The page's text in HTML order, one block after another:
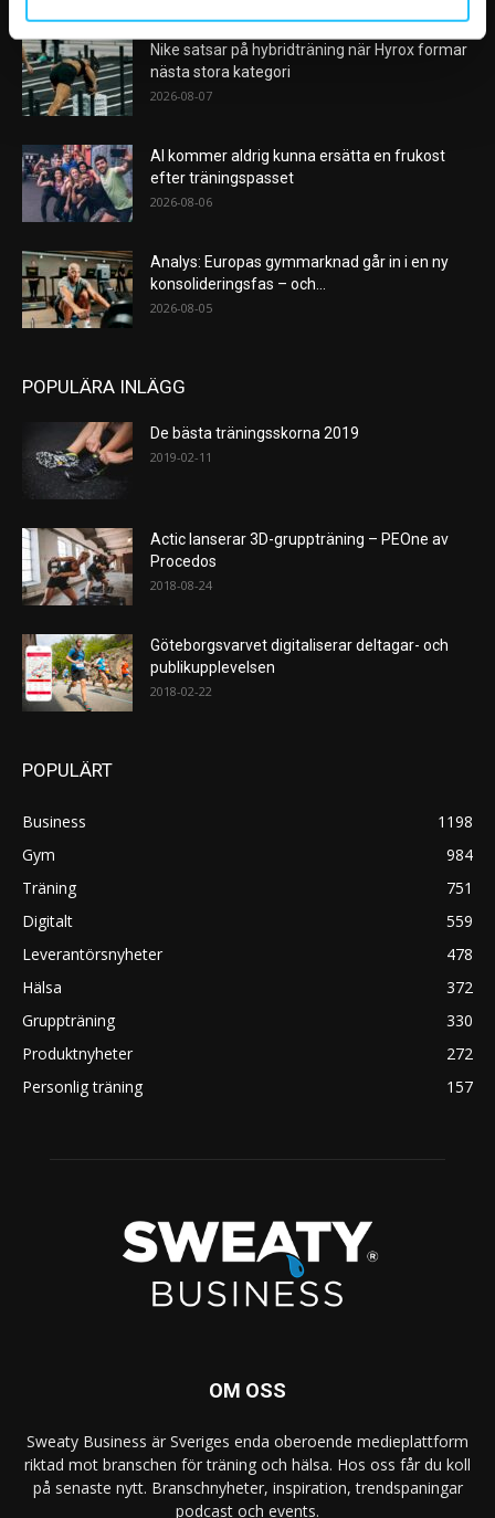
Nike satsar på hybridträning när Hyrox formar
nästa stora kategori
2026-08-07
AI kommer aldrig kunna ersätta en frukost
efter träningspasset
2026-08-06
Analys: Europas gymmarknad går in i en ny
konsolideringsfas – och...
2026-08-05
POPULÄRA INLÄGG
De bästa träningsskorna 2019
2019-02-11
Actic lanserar 3D-gruppträning – PEOne av
Procedos
2018-08-24
Göteborgsvarvet digitaliserar deltagar- och
publikupplevelsen
2018-02-22
POPULÄRT
Business
1198
Gym
984
Träning
751
Digitalt
559
Leverantörsnyheter
478
Hälsa
372
Gruppträning
330
Produktnyheter
272
Personlig träning
157
OM OSS
Sweaty Business är Sveriges enda oberoende medieplattform
riktad mot branschen för träning och hälsa. Hos oss får du koll
på senaste nytt. Branschnyheter, inspiration, trendspaningar
podcast och events.